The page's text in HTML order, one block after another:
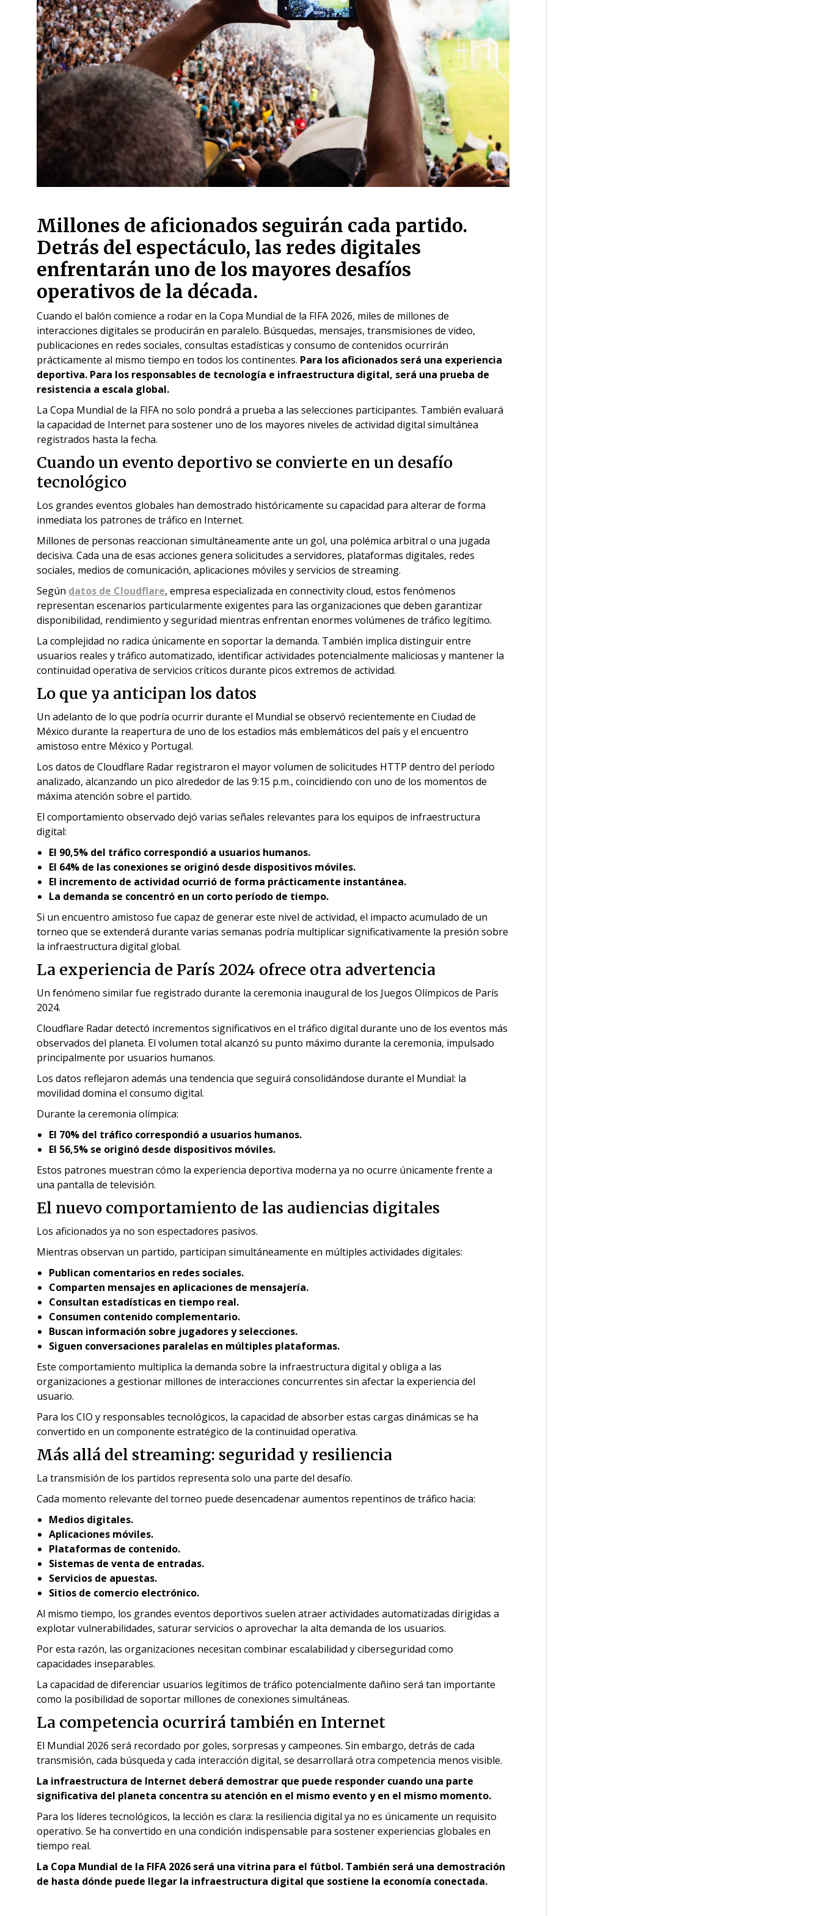
Millones de aficionados seguirán cada partido.
Detrás del espectáculo, las redes digitales
enfrentarán uno de los mayores desafíos
operativos de la década.
Cuando el balón comience a rodar en la Copa Mundial de la FIFA 2026, miles de millones de
interacciones digitales se producirán en paralelo. Búsquedas, mensajes, transmisiones de video,
publicaciones en redes sociales, consultas estadísticas y consumo de contenidos ocurrirán
prácticamente al mismo tiempo en todos los continentes. Para los aficionados será una experiencia
deportiva. Para los responsables de tecnología e infraestructura digital, será una prueba de
resistencia a escala global.
La Copa Mundial de la FIFA no solo pondrá a prueba a las selecciones participantes. También evaluará
la capacidad de Internet para sostener uno de los mayores niveles de actividad digital simultánea
registrados hasta la fecha.
Cuando un evento deportivo se convierte en un desafío
tecnológico
Los grandes eventos globales han demostrado históricamente su capacidad para alterar de forma
inmediata los patrones de tráfico en Internet.
Millones de personas reaccionan simultáneamente ante un gol, una polémica arbitral o una jugada
decisiva. Cada una de esas acciones genera solicitudes a servidores, plataformas digitales, redes
sociales, medios de comunicación, aplicaciones móviles y servicios de streaming.
Según datos de Cloudflare, empresa especializada en connectivity cloud, estos fenómenos
representan escenarios particularmente exigentes para las organizaciones que deben garantizar
disponibilidad, rendimiento y seguridad mientras enfrentan enormes volúmenes de tráfico legítimo.
La complejidad no radica únicamente en soportar la demanda. También implica distinguir entre
usuarios reales y tráfico automatizado, identificar actividades potencialmente maliciosas y mantener la
continuidad operativa de servicios críticos durante picos extremos de actividad.
Lo que ya anticipan los datos
Un adelanto de lo que podría ocurrir durante el Mundial se observó recientemente en Ciudad de
México durante la reapertura de uno de los estadios más emblemáticos del país y el encuentro
amistoso entre México y Portugal.
Los datos de Cloudflare Radar registraron el mayor volumen de solicitudes HTTP dentro del período
analizado, alcanzando un pico alrededor de las 9:15 p.m., coincidiendo con uno de los momentos de
máxima atención sobre el partido.
El comportamiento observado dejó varias señales relevantes para los equipos de infraestructura
digital:
El 90,5% del tráfico correspondió a usuarios humanos.
El 64% de las conexiones se originó desde dispositivos móviles.
El incremento de actividad ocurrió de forma prácticamente instantánea.
La demanda se concentró en un corto período de tiempo.
Si un encuentro amistoso fue capaz de generar este nivel de actividad, el impacto acumulado de un
torneo que se extenderá durante varias semanas podría multiplicar significativamente la presión sobre
la infraestructura digital global.
La experiencia de París 2024 ofrece otra advertencia
Un fenómeno similar fue registrado durante la ceremonia inaugural de los Juegos Olímpicos de París
2024.
Cloudflare Radar detectó incrementos significativos en el tráfico digital durante uno de los eventos más
observados del planeta. El volumen total alcanzó su punto máximo durante la ceremonia, impulsado
principalmente por usuarios humanos.
Los datos reflejaron además una tendencia que seguirá consolidándose durante el Mundial: la
movilidad domina el consumo digital.
Durante la ceremonia olímpica:
El 70% del tráfico correspondió a usuarios humanos.
El 56,5% se originó desde dispositivos móviles.
Estos patrones muestran cómo la experiencia deportiva moderna ya no ocurre únicamente frente a
una pantalla de televisión.
El nuevo comportamiento de las audiencias digitales
Los aficionados ya no son espectadores pasivos.
Mientras observan un partido, participan simultáneamente en múltiples actividades digitales:
Publican comentarios en redes sociales.
Comparten mensajes en aplicaciones de mensajería.
Consultan estadísticas en tiempo real.
Consumen contenido complementario.
Buscan información sobre jugadores y selecciones.
Siguen conversaciones paralelas en múltiples plataformas.
Este comportamiento multiplica la demanda sobre la infraestructura digital y obliga a las
organizaciones a gestionar millones de interacciones concurrentes sin afectar la experiencia del
usuario.
Para los CIO y responsables tecnológicos, la capacidad de absorber estas cargas dinámicas se ha
convertido en un componente estratégico de la continuidad operativa.
Más allá del streaming: seguridad y resiliencia
La transmisión de los partidos representa solo una parte del desafío.
Cada momento relevante del torneo puede desencadenar aumentos repentinos de tráfico hacia:
Medios digitales.
Aplicaciones móviles.
Plataformas de contenido.
Sistemas de venta de entradas.
Servicios de apuestas.
Sitios de comercio electrónico.
Al mismo tiempo, los grandes eventos deportivos suelen atraer actividades automatizadas dirigidas a
explotar vulnerabilidades, saturar servicios o aprovechar la alta demanda de los usuarios.
Por esta razón, las organizaciones necesitan combinar escalabilidad y ciberseguridad como
capacidades inseparables.
La capacidad de diferenciar usuarios legítimos de tráfico potencialmente dañino será tan importante
como la posibilidad de soportar millones de conexiones simultáneas.
La competencia ocurrirá también en Internet
El Mundial 2026 será recordado por goles, sorpresas y campeones. Sin embargo, detrás de cada
transmisión, cada búsqueda y cada interacción digital, se desarrollará otra competencia menos visible.
La infraestructura de Internet deberá demostrar que puede responder cuando una parte
significativa del planeta concentra su atención en el mismo evento y en el mismo momento.
Para los líderes tecnológicos, la lección es clara: la resiliencia digital ya no es únicamente un requisito
operativo. Se ha convertido en una condición indispensable para sostener experiencias globales en
tiempo real.
La Copa Mundial de la FIFA 2026 será una vitrina para el fútbol. También será una demostración
de hasta dónde puede llegar la infraestructura digital que sostiene la economía conectada.